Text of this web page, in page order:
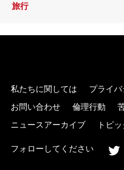
旅行
私たちに関しては プライ
お問い合わせ
倫理行動
ニュースアーカイブ
トピ
フォローしてください